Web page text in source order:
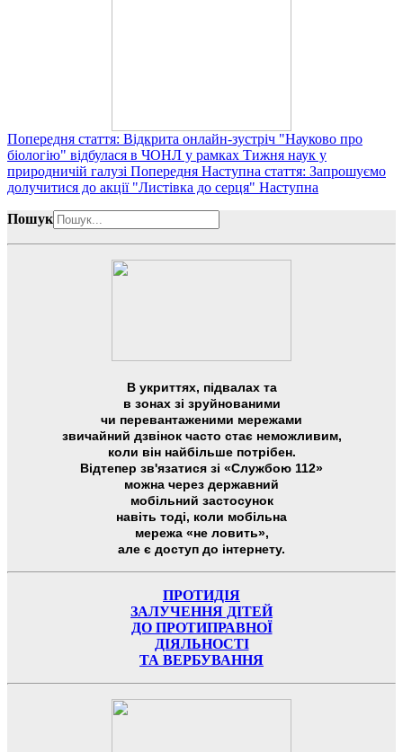
Попередня стаття: Відкрита онлайн-зустріч "Науково про
біологію" відбулася в ЧОНЛ у рамках Тижня наук у
природничій галузі Попередня Наступна стаття: Запрошуємо
долучитися до акції "Листівка до серця" Наступна
Пошук
В укриттях, підвалах та
в зонах зі зруйнованими
чи перевантаженими мережами
звичайний дзвінок часто стає неможливим,
коли він найбільше потрібен.
Відтепер зв'язатися зі «Службою 112»
можна через державний
мобільний застосунок
навіть тоді, коли мобільна
мережа «не ловить»,
але є доступ до інтернету.
ПРОТИДІЯ
ЗАЛУЧЕННЯ ДІТЕЙ
ДО ПРОТИПРАВНОЇ
ДІЯЛЬНОСТІ
ТА ВЕРБУВАННЯ